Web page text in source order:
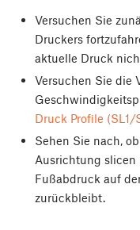
Versuchen Sie
Druckers
aktuelle Druck
Versuchen Sie die
Druck Profile (SL1/
Sehen Sie nach,
Ausrichtung slicen
Fußabdruck auf
zurückbleibt.